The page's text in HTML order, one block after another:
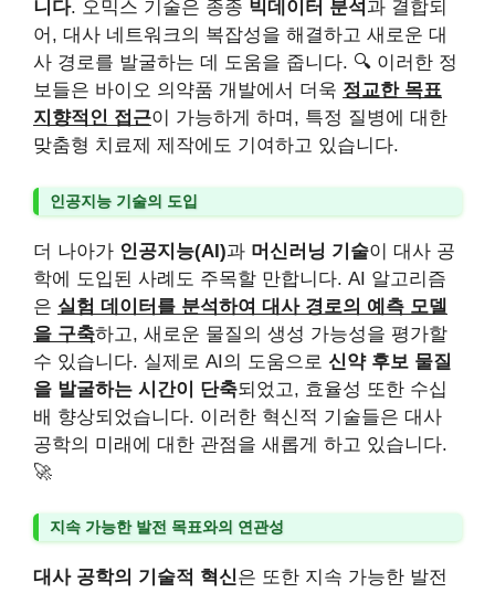
니다. 오믹스 기술은 종종 빅데이터 분석 과 결합되
어, 대사 네트워크의 복잡성을 해결하고 새로운 대
사 경로를 발굴하는 데 도움을 줍니다. 🔍 이러한 정
보들은 바이오 의약품 개발에서 더욱 정교한 목표
지향적인 접근이 가능하게 하며, 특정 질병에 대한
맞춤형 치료제 제작에도 기여하고 있습니다.
인공지능 기술의 도입
더 나아가 인공지능(AI)과 머신러닝 기술이 대사 공
학에 도입된 사례도 주목할 만합니다. AI 알고리즘
은 실험 데이터를 분석하여 대사 경로의 예측 모델
을 구축하고, 새로운 물질의 생성 가능성을 평가할
수 있습니다. 실제로 AI의 도움으로 신약 후보 물질
을 발굴하는 시간이 단축되었고, 효율성 또한 수십
배 향상되었습니다. 이러한 혁신적 기술들은 대사
공학의 미래에 대한 관점을 새롭게 하고 있습니다.
🚀
지속 가능한 발전 목표와의 연관성
대사 공학의 기술적 혁신은 또한 지속 가능한 발전